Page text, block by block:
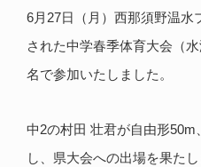
6月27日（月）西那須野温水
された中学春季体育大会（
名で参加いたしました。
中2の村田 壮君が自由形
し、県大会への出場を果た